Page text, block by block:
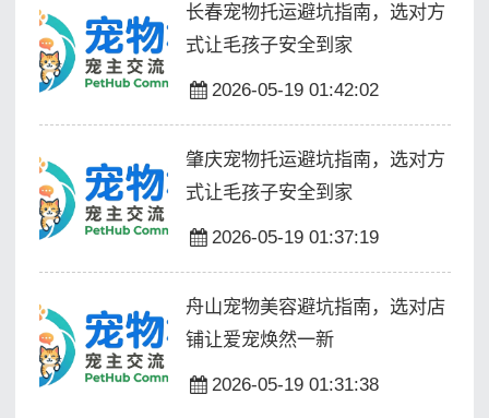
长春宠物托运避坑指南，选对方
式让毛孩子安全到家
2026-05-19 01:42:02
肇庆宠物托运避坑指南，选对方
式让毛孩子安全到家
2026-05-19 01:37:19
舟山宠物美容避坑指南，选对店
铺让爱宠焕然一新
2026-05-19 01:31:38